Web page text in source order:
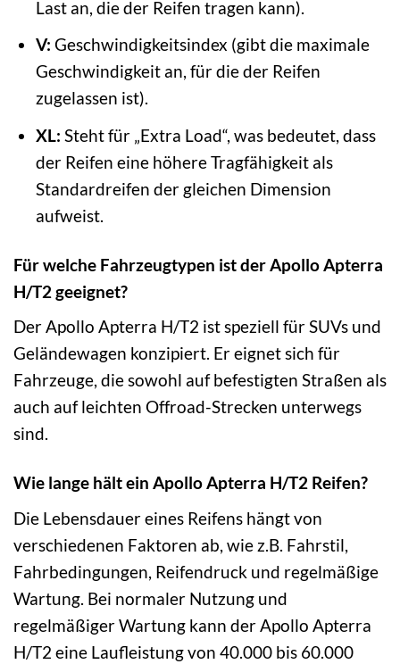
Last an, die der Reifen tragen kann).
V: Geschwindigkeitsindex (gibt die maximale
Geschwindigkeit an, für die der Reifen
zugelassen ist).
XL: Steht für „Extra Load“, was bedeutet, dass
der Reifen eine höhere Tragfähigkeit als
Standardreifen der gleichen Dimension
aufweist.
Für welche Fahrzeugtypen ist der Apollo Apterra
H/T2 geeignet?
Der Apollo Apterra H/T2 ist speziell für SUVs und
Geländewagen konzipiert. Er eignet sich für
Fahrzeuge, die sowohl auf befestigten Straßen als
auch auf leichten Offroad-Strecken unterwegs
sind.
Wie lange hält ein Apollo Apterra H/T2 Reifen?
Die Lebensdauer eines Reifens hängt von
verschiedenen Faktoren ab, wie z.B. Fahrstil,
Fahrbedingungen, Reifendruck und regelmäßige
Wartung. Bei normaler Nutzung und
regelmäßiger Wartung kann der Apollo Apterra
H/T2 eine Laufleistung von 40.000 bis 60.000